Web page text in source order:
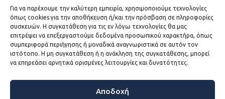
Για να παρέχουμε την καλύτερη εμπειρία, χρησιμοποιούμε τεχνολογίες
όπως cookies για την αποθήκευση ή/και την πρόσβαση σε πληροφορίες
συσκευών. Η συγκατάθεση για τις εν λόγω τεχνολογίες θα μας
επιτρέψει να επεξεργαστούμε δεδομένα προσωπικού χαρακτήρα, όπως
συμπεριφορά περιήγησης ή μοναδικά αναγνωριστικά σε αυτόν τον
ιστότοπο. Η μη συγκατάθεση ή η ανάκληση της συγκατάθεσης, μπορεί
να επηρεάσει αρνητικά ορισμένες λειτουργίες και δυνατότητες.
Αποδοχή
ΧΡΗΣΙΜΟΙ ΣΥΝΔΕΣΜΟΙ
Η ΚΕΔΕ
Sitemap
Προσβασιμότητα